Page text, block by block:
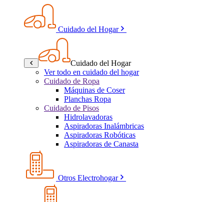
Cuidado del Hogar
Cuidado del Hogar
Ver todo en cuidado del hogar
Cuidado de Ropa
Máquinas de Coser
Planchas Ropa
Cuidado de Pisos
Hidrolavadoras
Aspiradoras Inalámbricas
Aspiradoras Robóticas
Aspiradoras de Canasta
Otros Electrohogar